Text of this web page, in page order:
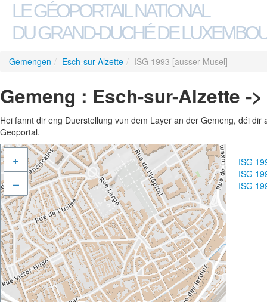
LE GÉOPORTAIL NATIONAL
DU GRAND-DUCHÉ DE
Gemengen / Esch-sur-Alzette / ISG 1993 [ausser Musel]
Gemeng : Esch-sur-Alzette -
Hei fannt dir eng Duerstellung vun dem Layer an der Gemeng, déi
Geoportal.
+
–
ISG
ISG
ISG